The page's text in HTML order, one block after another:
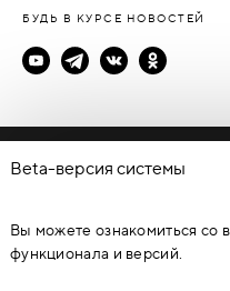
БУДЬ В КУРСЕ НОВОСТЕЙ
Политика
© Каталог дверей -
являются объектами
копирование,
Beta-версия системы
Вы можете ознакомиться со
функционала и версий.